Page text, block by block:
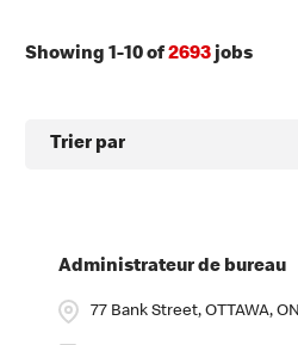
Showing 1-10of2693 jobs
Trier par
Administrateur de bureau
77 Bank Street, OTTAWA, ON